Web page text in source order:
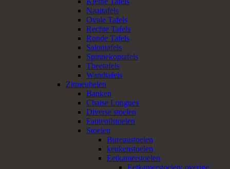
Naaitafels
Ovale Tafels
Rechte Tafels
Ronde Tafels
Salontafels
Spinnekoptafels
Theetafels
Wandtafels
Zitmeubelen
Banken
Chaise Longues
Diverse stoelen
Fauteuilstoelen
Stoelen
Bureaustoelen
keukenstoelen
Eetkamerstoelen